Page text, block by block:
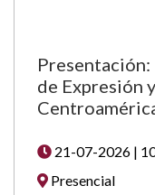
de Expresión
21-07-2026 |
Presencial